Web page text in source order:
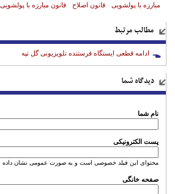
مبارزه با پولشویی
قانون اصلاح قانون مبارزه با پولشویی
مطالب مرتبط
ادامه قطعی ایستگاه فرستنده تلویزیونی گل تپه
دیدگاه شما
نام شما
پست الکترونیکی
محتوای این فیلد خصوصی است و به صورت عمومی نشان داده
صفحه خانگی